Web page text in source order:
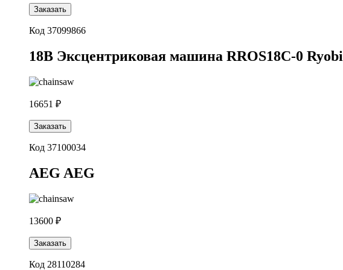
Заказать
Код 37099866
18В Эксцентриковая машина RROS18C-0 Ryobi
16651 ₽
Заказать
Код 37100034
AEG AEG
13600 ₽
Заказать
Код 28110284